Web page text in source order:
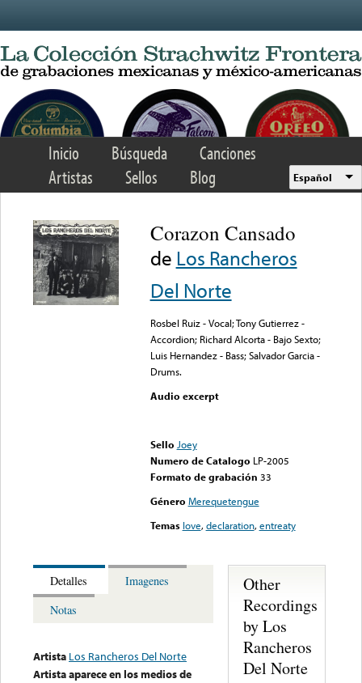
Inicio Búsqueda
Canciones
Artistas
Sellos Blog Español
Corazon Cansado
de Los Rancheros
Del Norte
Rosbel Ruiz - Vocal; Tony Gutierrez -
Accordion; Richard Alcorta - Bajo Sexto;
Luis Hernandez - Bass; Salvador Garcia -
Drums.
Audio excerpt
Sello Joey
Numero de Catalogo LP-2005
Formato de grabación 33
Género Merequetengue
Temas love,declaration,entreaty
Detalles
Imagenes
Notas
Artista Los Rancheros Del Norte
Artista aparece en los medios de
Other
Recordings
by Los
Rancheros
Del Norte